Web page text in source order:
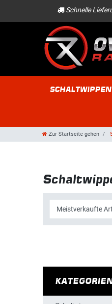
Schnelle
SCHALTWIPPEN
Zur Startseite gehen